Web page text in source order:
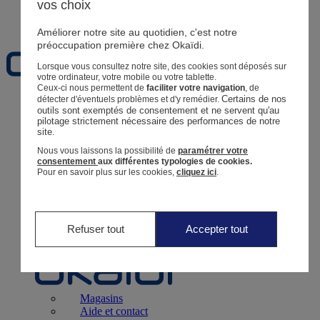
Naissance0 - 12 mois
Magasins
Retour
Bébé Fille3 mois - 5 ans
Magasins
Aide et contact
vos choix
Améliorer notre site au quotidien, c'est notre
préoccupation première chez Okaïdi.
Lorsque vous consultez notre site, des cookies sont déposés sur
votre ordinateur, votre mobile ou votre tablette.
Ceux-ci nous permettent defaciliter votre navigation , de
détecter d'éventuels problèmes et d'y remédier.Certains de nos
outils sont exemptés de consentement et ne servent qu'au
pilotage strictement nécessaire des performances de notre
site.
Nous vous laissons la possibilité deparamétrer votre
consentementaux différentes typologies de cookies.
Pour en savoir plus sur les cookies,cliquez ici
Refuser tout Accepter tout